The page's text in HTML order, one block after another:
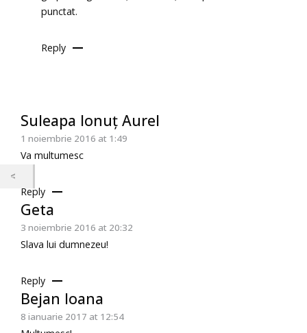
punctat.
Reply
Suleapa Ionuț Aurel
1 noiembrie 2016 at 1:49
Va multumesc
Reply
Geta
3 noiembrie 2016 at 20:32
Slava lui dumnezeu!
Reply
Bejan Ioana
8 ianuarie 2017 at 12:54